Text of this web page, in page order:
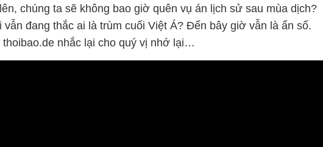
chúng ta sẽ không bao giờ quên vụ án lịch sử sau mùa dịch?
vẫn đang thắc ai là trùm cuối Việt Á? Đến bây giờ vẫn là ẩn số.
thoibao.de nhắc lại cho quý vị nhớ lại…